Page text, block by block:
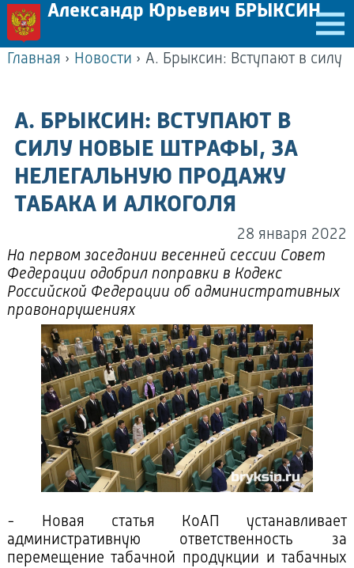
Александр Юрьевич БРЫКСИН
Главная › Новости ›
А. БРЫКСИН: ВСТУПАЮТ В
СИЛУ НОВЫЕ ШТРАФЫ, ЗА
НЕЛЕГАЛЬНУЮ ПРОДАЖУ
ТАБАКА И АЛКОГОЛЯ
28 января 2022
На первом заседании весенней сессии Совет
Федерации одобрил поправки в Кодекс
Российской Федерации об административных
правонарушениях
- Новая статья КоАП устанавливает
административную ответственность за
перемещение табачной продукции и табачных